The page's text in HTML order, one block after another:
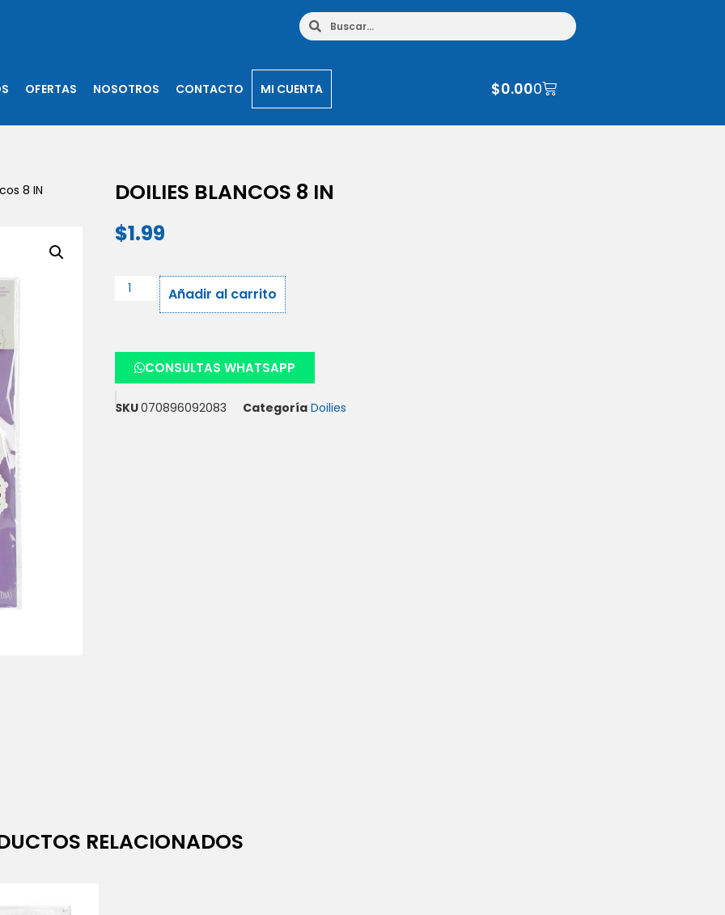
OFERTAS NOSOTROS CONTACTO MI CUENTA $0.000
8 IN
DOILIES BLANCOS 8 IN
$1.99
Añadir al carrito
CONSULTAS WHATSAPP
SKU070896092083 Categoría Doilies
RELACIONADOS